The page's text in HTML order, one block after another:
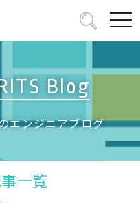
Blog
エンジニアブログ
一覧